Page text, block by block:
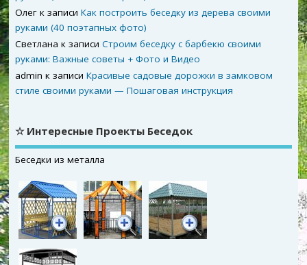
Олегк записи Как построить беседку из дерева своими
руками (40 поэтапных фото)
Светлана к записи Строим беседку с барбекю своими
руками: Важные советы + Фото и Видео
admin к записи Красивые садовые дорожки в замковом
стиле своими руками — Пошаговая инструкция
☆ Интересные Проекты Беседок
Беседки из металла